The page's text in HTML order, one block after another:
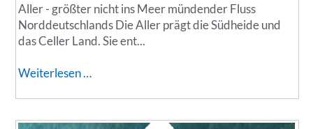
C
a
m
i
a
Aller - größter nicht ins Meer mündender Fluss
Norddeutschlands Die Aller prägt die Südheide und
das Celler Land. Sie ent...
Weiterlesen …D
e
A